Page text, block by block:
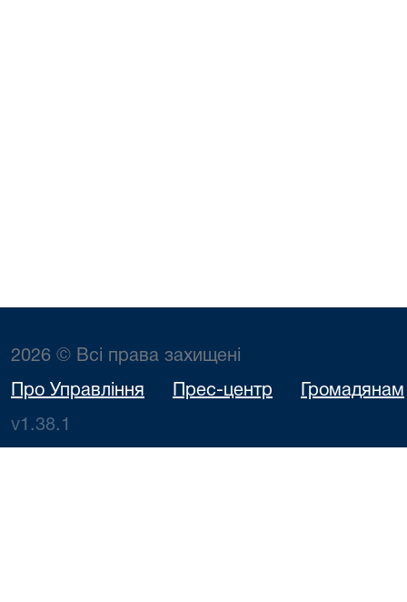
2026 © Всі права захищені
Про Управління Прес-центр Громадянам
v1.38.1